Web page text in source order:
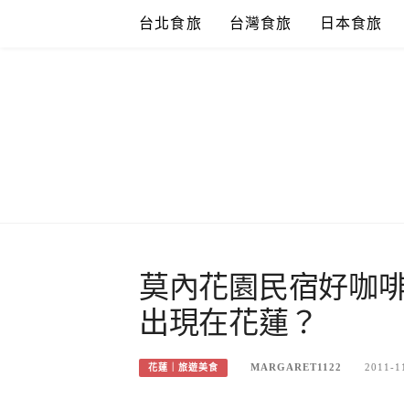
台北食旅 台灣食旅 日本食旅
莫內花園民宿好咖
出現在花蓮？
花蓮｜旅遊美食 MARGARET1122 2011-